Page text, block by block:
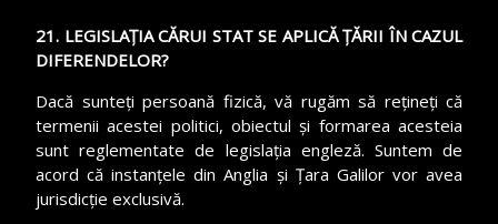
21. LEGISLAȚIA CĂRUI STAT SE APLICĂ ȚĂRII ÎN CAZUL
DIFERENDELOR?
Dacă sunteți persoană fizică, vă rugăm să rețineți că
termenii acestei politici, obiectul și formarea acesteia
sunt reglementate de legislația engleză. Suntem de
acord că instanțele din Anglia și Țara Galilor vor avea
jurisdicție exclusivă.